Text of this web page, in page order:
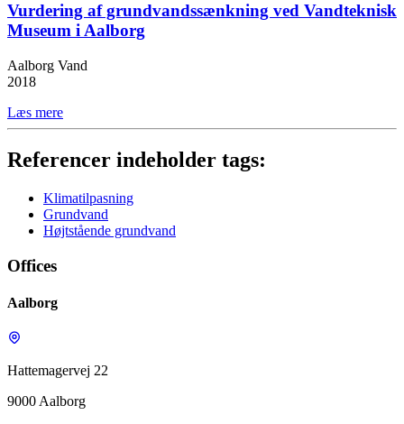
Vurdering af grundvandssænkning ved Vandteknisk
Museum i Aalborg
Aalborg Vand
2018
Læs mere
Referencer indeholder tags:
Klimatilpasning
Grundvand
Højtstående grundvand
Offices
Aalborg
Hattemagervej 22
9000 Aalborg